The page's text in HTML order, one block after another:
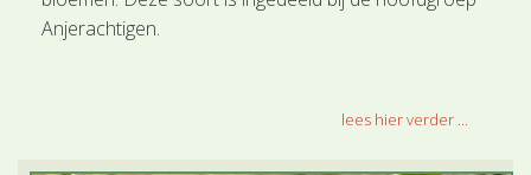
Anjerachtigen.
lees hier verder ...